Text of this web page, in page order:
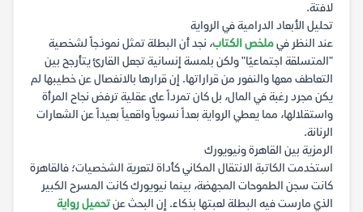
لافتة.
تحليل الأبعاد الدرامية في الرواية
عند النظر فيملخص الكتاب، نجد أن البطلة تمثل نموذجاً لشخصية
"المتسلقة اجتماعيًا" ولكن بلمسة إنسانية تجعل القارئ يتأرجح بين
التعاطف معها والنفور من قراراتها. إن قرارها بالانفصال عن خطيبها لم
يكن مجرد رغبة في المال، بل كان تمرداً على عقلية ترفض نجاح المرأة
واستقلالها، مما يعطي الرواية بعداً نسوياً واقعياً بعيداً عن الشعارات
الرنانة.
الرمزية بين القاهرة ونيويورك
استخدمت الكاتبة الانتقال المكاني كأداة لتعرية الشخصيات؛ فالقاهرة
كانت سجن الطموحات المجهضة، بينما نيويورك كانت المسرح الكبير
الذي مارست فيه البطلة لعبتها بذكاء. إن البحث عنتحميل رواية